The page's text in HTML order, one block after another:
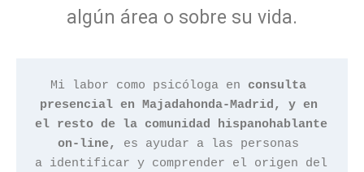
algún área o sobre su vida.
Mi labor como psicóloga en consulta
presencial en Majadahonda-Madrid, y en
el resto de la comunidad hispanohablante
on-line,
es ayudar a las personas
a identificar y comprender el origen del